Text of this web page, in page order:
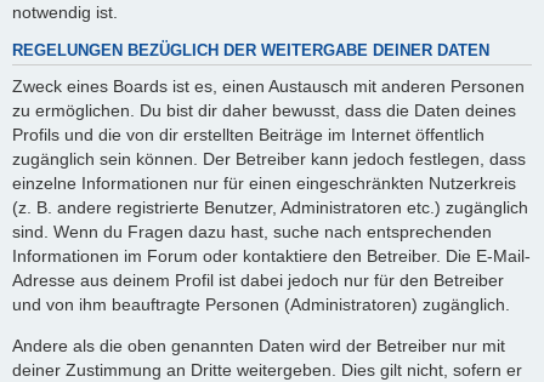
notwendig ist.
REGELUNGEN BEZÜGLICH DER WEITERGABE DEINER DATEN
Zweck eines Boards ist es, einen Austausch mit anderen Personen
zu ermöglichen. Du bist dir daher bewusst, dass die Daten deines
Profils und die von dir erstellten Beiträge im Internet öffentlich
zugänglich sein können. Der Betreiber kann jedoch festlegen, dass
einzelne Informationen nur für einen eingeschränkten Nutzerkreis
(z. B. andere registrierte Benutzer, Administratoren etc.) zugänglich
sind. Wenn du Fragen dazu hast, suche nach entsprechenden
Informationen im Forum oder kontaktiere den Betreiber. Die E-Mail-
Adresse aus deinem Profil ist dabei jedoch nur für den Betreiber
und von ihm beauftragte Personen (Administratoren) zugänglich.
Andere als die oben genannten Daten wird der Betreiber nur mit
deiner Zustimmung an Dritte weitergeben. Dies gilt nicht, sofern er